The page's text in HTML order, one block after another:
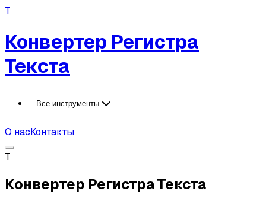
T
Конвертер Регистра
Текста
Все инструменты
О насКонтакты
T
Конвертер Регистра Текста